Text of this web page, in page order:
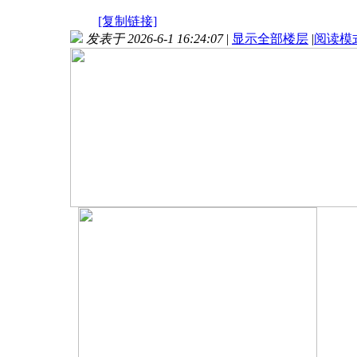
[复制链接]
发表于 2026-6-1 16:24:07 | 显示全部楼层 |阅读模